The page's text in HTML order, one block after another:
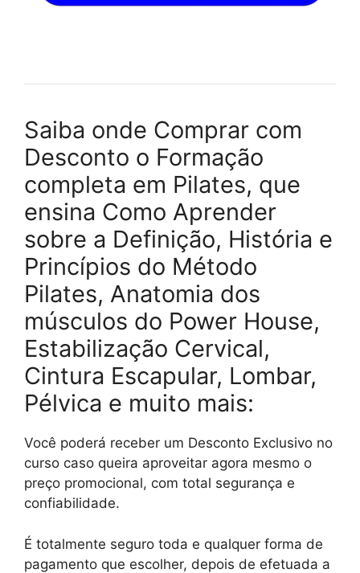
Saiba onde Comprar com
Desconto o Formação
completa em Pilates, que
ensina Como Aprender
sobre a Definição, História e
Princípios do Método
Pilates, Anatomia dos
músculos do Power House,
Estabilização Cervical,
Cintura Escapular, Lombar,
Pélvica e muito mais:
Você poderá receber um Desconto Exclusivo no
curso caso queira aproveitar agora mesmo o
preço promocional, com total segurança e
confiabilidade.
É totalmente seguro toda e qualquer forma de
pagamento que escolher, depois de efetuada a